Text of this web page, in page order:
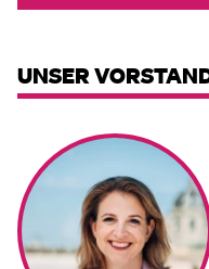
UNSER